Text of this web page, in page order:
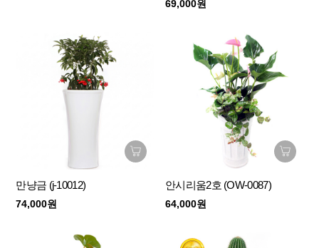
69,000원
만냥금 (j-10012)
74,000원
안시리움2호 (OW-0087)
64,000원